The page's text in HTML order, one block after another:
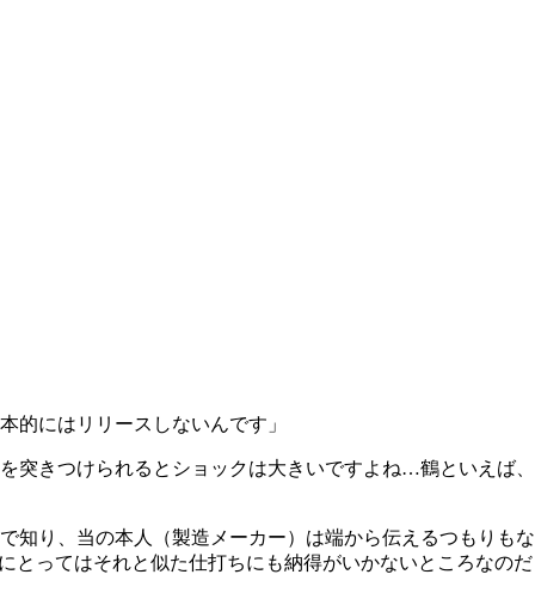
にはリリースしないんです」
突きつけられるとショックは大きいですよね…鶴といえば、
知り、当の本人（製造メーカー）は端から伝えるつもりもな
ってはそれと似た仕打ちにも納得がいかないところなのだ